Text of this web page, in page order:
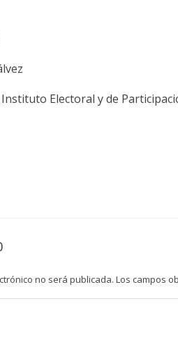
Instituto Electoral y de
no será publicada. Los campos